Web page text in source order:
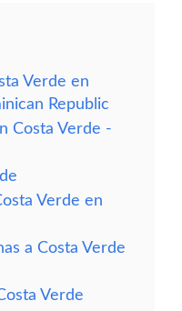
Verde en
Republic
Costa Verde -
Verde en
a Costa Verde
Verde